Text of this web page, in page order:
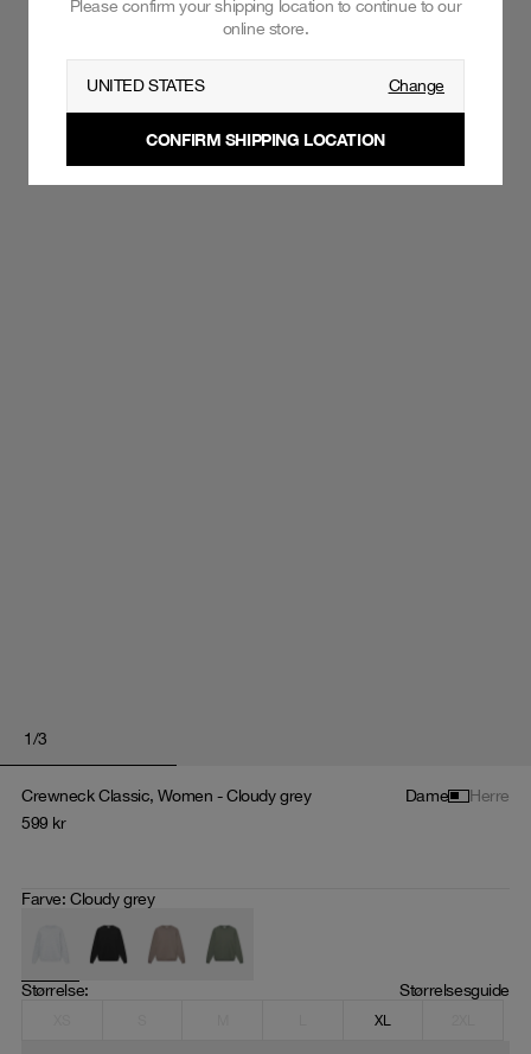
1/3
Crewneck Classic, Women - Cloudy grey Dame
Herre
599 kr
Farve:Cloudy grey
Størrelse: Størrelsesguide
XL
Please confirm your shipping location to continue to our
online store.
UNITED STATES Change
CONFIRM SHIPPING LOCATION